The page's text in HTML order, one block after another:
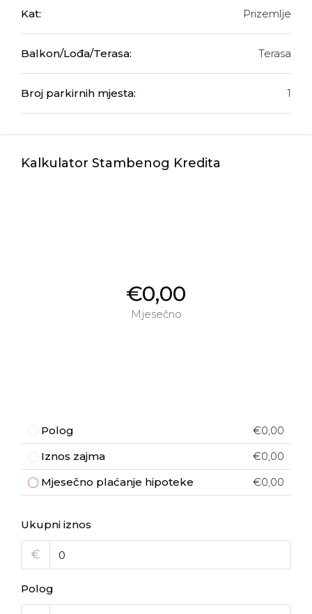
Kat: Prizemlje
Balkon/Lođa/Terasa: Terasa
Broj parkirnih mjesta: 1
Kalkulator Stambenog Kredita
€0,00
Mjesečno
Polog
€0,00
Iznos zajma
€0,00
Mjesečno plaćanje hipoteke
€0,00
Ukupni iznos
€
Polog